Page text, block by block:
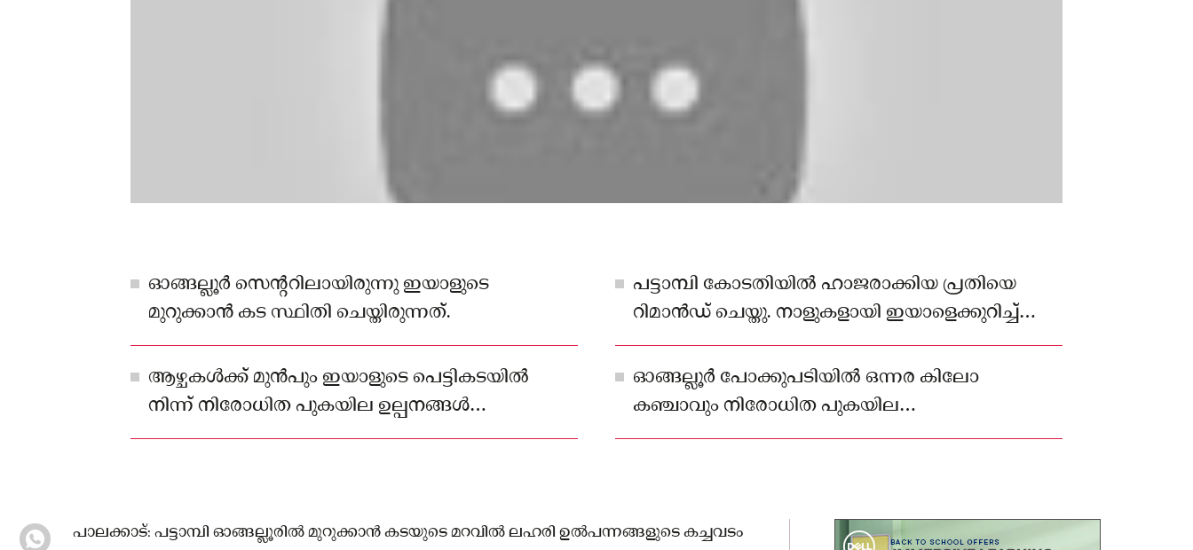
ഓങ്ങല്ലൂർ സെന്ററിലായിരുന്നു ഇയാളുടെ
മുറുക്കാൻ കട സ്ഥിതി ചെയ്തിരുന്നത്.
പട്ടാമ്പി കോടതിയിൽ ഹാജരാക്കിയ പ്രതിയെ
റിമാൻഡ് ചെയ്തു. നാളുകളായി ഇയാളെക്കുറിച്ച്
പരാതി ഉയർന്നിരുന്നു
ആഴ്ചകൾക്ക് മുൻപും ഇയാളുടെ പെട്ടികടയിൽ
നിന്ന് നിരോധിത പുകയില ഉല്പനങ്ങൾ
പിടികൂടിയിരുന്നു.
ഓങ്ങല്ലൂർ പോക്കുപടിയിൽ ഒന്നര കിലോ
കഞ്ചാവും നിരോധിത പുകയില
ഉത്പന്നങ്ങളുമായി ഉത്തർപ്രദേശ് സ്വദേശി യുവാവ്
പാലക്കാട്: പട്ടാമ്പി ഓങ്ങല്ലൂരിൽ മുറുക്കാൻ കടയുടെ മറവിൽ ലഹരി ഉൽപന്നങ്ങളുടെ കച്ചവടം